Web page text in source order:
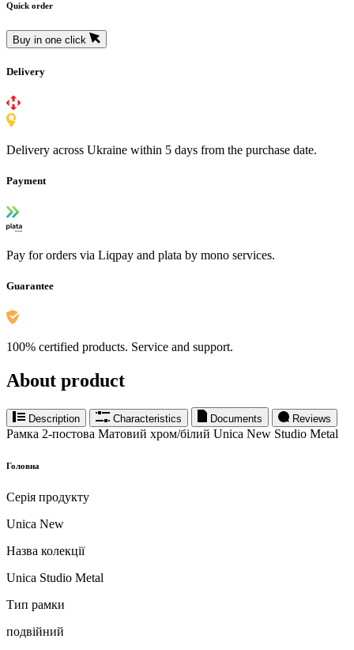
Quick order
Buy in one click
Delivery
Delivery across Ukraine within 5 days from the purchase date.
Payment
Pay for orders via Liqpay and plata by mono services.
Guarantee
100% certified products. Service and support.
About product
Description Characteristics Documents Reviews
Рамка 2-постова Матовий хром/білий Unica New Studio Metal
Головна
Серія продукту
Unica New
Назва колекції
Unica Studio Metal
Тип рамки
подвійний